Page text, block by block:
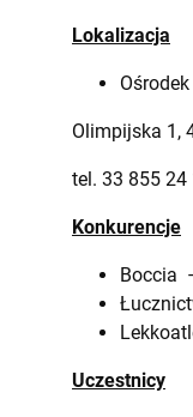
Lokalizacja
Olimpijska 1,
tel. 33 855 24
Konkurencje
Boccia
Uczestnicy